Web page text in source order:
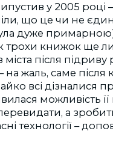
у 2005 році –
що це чи не
дуже
трохи книжок ще
після
жаль, саме після
всі дізналися
можливість
а
технології –